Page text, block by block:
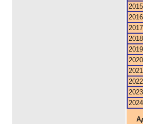
2015
2016
2017
2018
2019
2020
2021
2022
2023
2024